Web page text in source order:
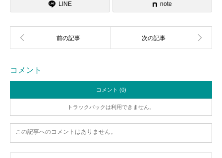
LINE note
コメント
コメント (0)
トラックバックは利用できません。
この記事へのコメントはありません。